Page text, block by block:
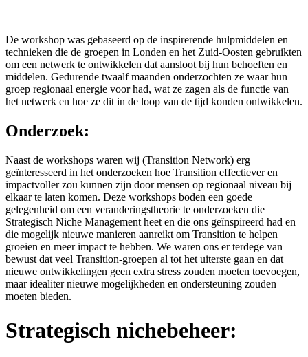
De workshop was gebaseerd op de inspirerende hulpmiddelen en
technieken die de groepen in Londen en het Zuid-Oosten gebruikten
om een netwerk te ontwikkelen dat aansloot bij hun behoeften en
middelen. Gedurende twaalf maanden onderzochten ze waar hun
groep regionaal energie voor had, wat ze zagen als de functie van
het netwerk en hoe ze dit in de loop van de tijd konden ontwikkelen.
Onderzoek:
Naast de workshops waren wij (Transition Network) erg
geïnteresseerd in het onderzoeken hoe Transition effectiever en
impactvoller zou kunnen zijn door mensen op regionaal niveau bij
elkaar te laten komen. Deze workshops boden een goede
gelegenheid om een veranderingstheorie te onderzoeken die
Strategisch Niche Management heet en die ons geïnspireerd had en
die mogelijk nieuwe manieren aanreikt om Transition te helpen
groeien en meer impact te hebben. We waren ons er terdege van
bewust dat veel Transition-groepen al tot het uiterste gaan en dat
nieuwe ontwikkelingen geen extra stress zouden moeten toevoegen,
maar idealiter nieuwe mogelijkheden en ondersteuning zouden
moeten bieden.
Strategisch nichebeheer: